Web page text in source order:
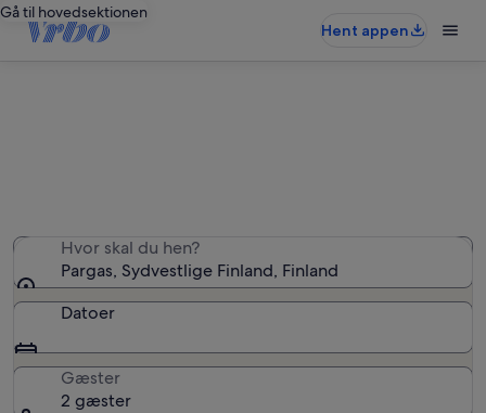
Gå til hovedsektionen
Hent appen
Hvor skal du hen?
Pargas, Sydvestlige Finland, Finland
Datoer
Gæster
2 gæster